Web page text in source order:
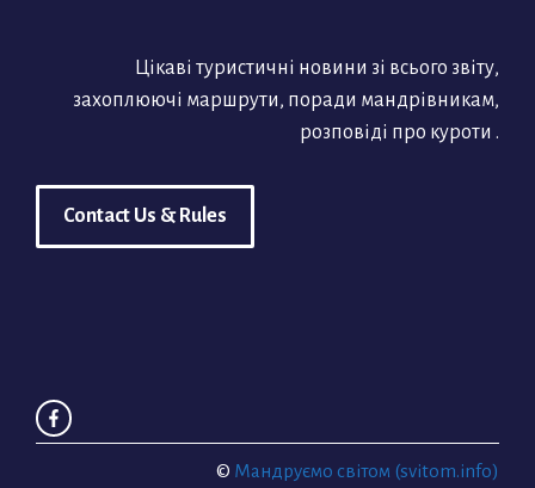
Цікаві туристичні новини зі всього звіту,
захоплюючі маршрути, поради мандрівникам,
розповіді про куроти .
Contact Us & Rules
© Мандруємо світом (svitom.info)